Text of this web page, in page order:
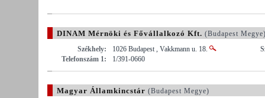
DINAM Mérnöki és Fővállalkozó Kft. (Budapest
Székhely:
1026 Budapest , Vakkmann u. 18.
Telefonszám 1:
1/391-0660
Magyar Államkincstár (Budapest Megye)